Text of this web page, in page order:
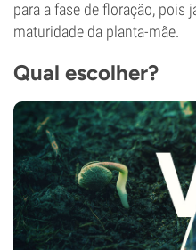
para a fase de floração, pois
maturidade da planta-mãe.
Qual escolher?